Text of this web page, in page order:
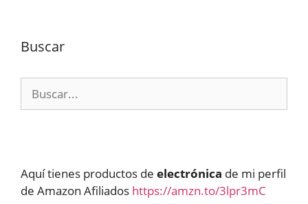
Buscar
Aquí tienes productos de electrónica de mi perfil
de Amazon Afiliados https://amzn.to/3lpr3mC